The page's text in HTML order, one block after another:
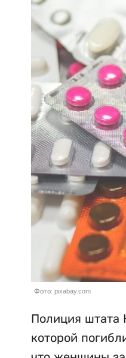
Фото: pixabay.com
Полиция штата
которой